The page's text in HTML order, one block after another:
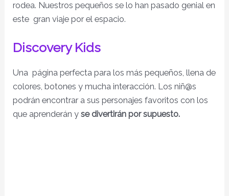
rodea. Nuestros pequeños se lo han pasado genial en
este gran viaje por el espacio.
Discovery Kids
Una página perfecta para los más pequeños, llena de
colores, botones y mucha interacción. Los niñ@s
podrán encontrar a sus personajes favoritos con los
que aprenderán yse divertirán por supuesto.